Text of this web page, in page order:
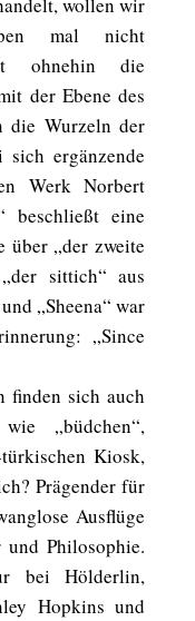
mal nicht
ohnehin die
der Ebene des
die Wurzeln der
ergänzende
Werk Norbert
beschließt eine
über „der zweite
sittich“ aus
„Sheena“ war
„Since
finden sich auch
„büdchen“,
Kiosk,
Prägender für
Ausflüge
Philosophie.
bei Hölderlin,
Hopkins und